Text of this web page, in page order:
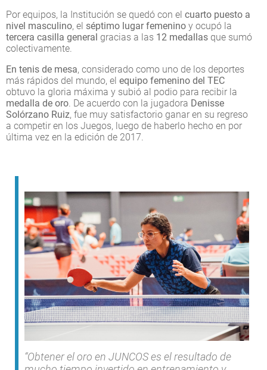
Por equipos, la Institución se quedó con el cuarto puesto a
nivel masculino, el séptimo lugar femenino y ocupó la
tercera casilla general gracias a las 12 medallas que sumó
colectivamente.
En tenis de mesa, considerado como uno de los deportes
más rápidos del mundo, el equipo femenino del TEC
obtuvo la gloria máxima y subió al podio para recibir la
medalla de oro . De acuerdo con la jugadora Denisse
Solórzano Ruiz, fue muy satisfactorio ganar en su regreso
a competir en los Juegos, luego de haberlo hecho en por
última vez en la edición de 2017.
“Obtener el oro en JUNCOS es el resultado de